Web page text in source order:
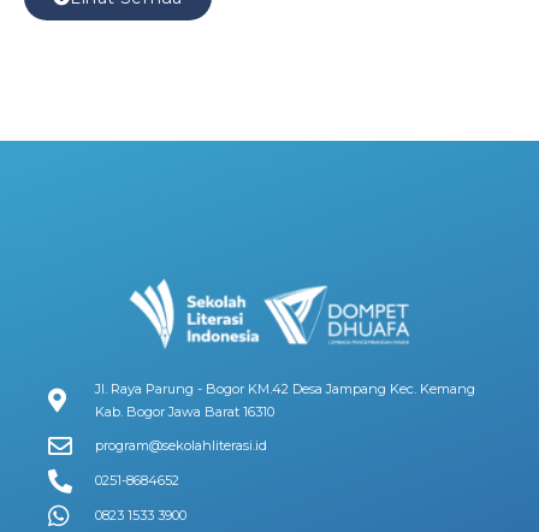
Jl. Raya Parung - Bogor KM.42 Desa Jampang Kec. Kemang
Kab. Bogor Jawa Barat 16310
program@sekolahliterasi.id
0251-8684652
0823 1533 3900